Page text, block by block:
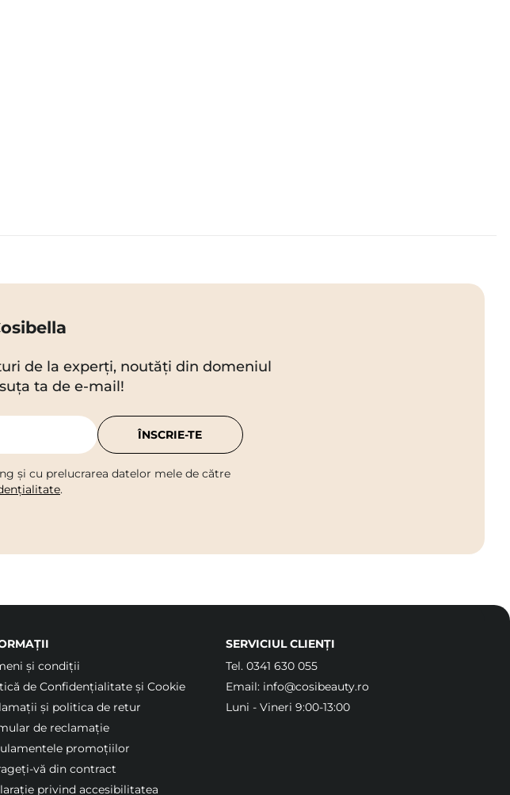
de la experți, noutăți din domeniul
ta de e-mail!
și cu prelucrarea datelor mele de către
.
ÎNSCRIE-TE
şi condiții
de Confidențialitate și Cookie
și politica de retur
de reclamație
promoțiilor
vă din contract
privind accesibilitatea
SERVICIUL CLIENȚI
Tel. 0341 630 055
Email: info@cosibeauty.ro
Luni - Vineri 9:00-13:00